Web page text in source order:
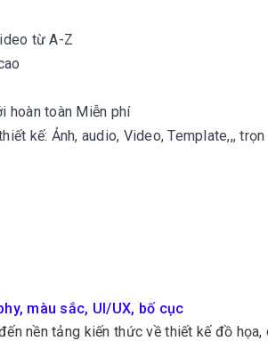
từ A-Z
hoàn toàn Miễn phí
kế: Ảnh, audio, Video, Template,,,
màu sắc, UI/UX, bố cục
nền tảng kiến thức về thiết kế đồ